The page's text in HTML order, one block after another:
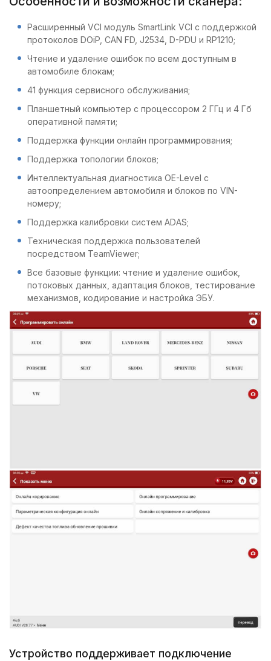
Расширенный VCI модуль SmartLink VCI с поддержкой
протоколов DOiP, CAN FD, J2534, D-PDU и RP1210;
Чтение и удаление ошибок по всем доступным в
автомобиле блокам;
41 функция сервисного обслуживания;
Планшетный компьютер с процессором 2 ГГц и 4 Гб
оперативной памяти;
Поддержка функции онлайн программирования;
Поддержка топологии блоков;
Интеллектуальная диагностика OE-Level с
автоопределением автомобиля и блоков по VIN-
номеру;
Поддержка калибровки систем ADAS;
Техническая поддержка пользователей
посредством TeamViewer;
Все базовые функции: чтение и удаление ошибок,
потоковых данных, адаптация блоков, тестирование
механизмов, кодирование и настройка ЭБУ.
Устройство поддерживает подключение